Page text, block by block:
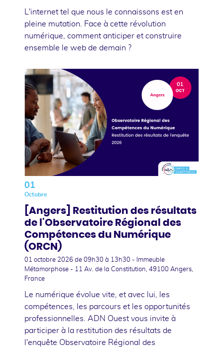
L'internet tel que nous le connaissons est en
pleine mutation. Face à cette révolution
numérique, comment anticiper et construire
ensemble le web de demain ?
01
Octobre
[Angers] Restitution des résultats
de l'Observatoire Régional des
Compétences du Numérique
(ORCN)
01 octobre 2026 de 09h30 à 13h30 - Immeuble
Métamorphose - 11 Av. de la Constitution, 49100 Angers,
France
Le numérique évolue vite, et avec lui, les
compétences, les parcours et les opportunités
professionnelles. ADN Ouest vous invite à
participer à la restitution des résultats de
l'enquête Observatoire Régional des